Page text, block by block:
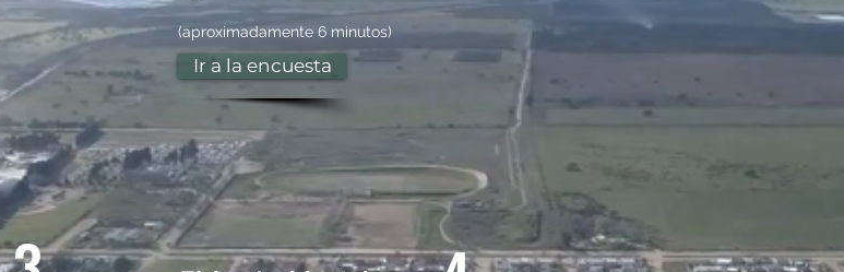
(aproximadamente 6 minutos)
Ir a la encuesta